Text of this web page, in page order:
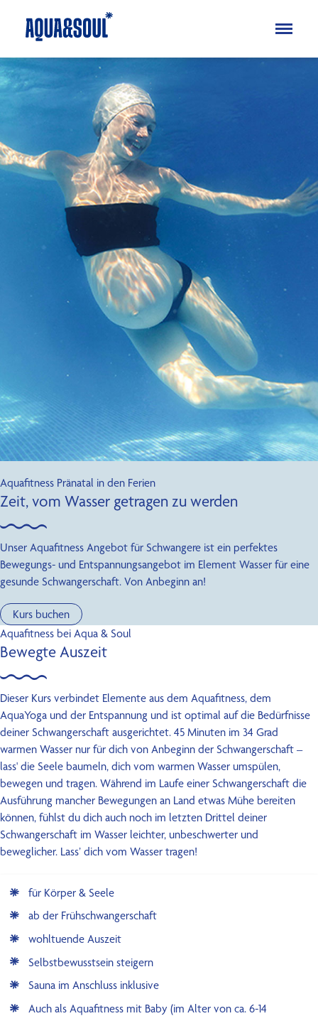
Kinder
Aqua
Erwachsene
Aqua
Ferienkurse
Aquafitness Pränatal in den Ferien
Zeit, vom Wasser getragen zu werden
Unser Aquafitness Angebot für Schwangere ist ein perfektes
Bewegungs- und Entspannungsangebot im Element Wasser für eine
gesunde Schwangerschaft. Von Anbeginn an!
Kurs buchen
Aquafitness bei Aqua & Soul
Bewegte Auszeit
Dieser Kurs verbindet Elemente aus dem Aquafitness, dem
AquaYoga und der Entspannung und ist optimal auf die Bedürfnisse
deiner Schwangerschaft ausgerichtet. 45 Minuten im 34 Grad
warmen Wasser nur für dich von Anbeginn der Schwangerschaft –
lass' die Seele baumeln, dich vom warmen Wasser umspülen,
bewegen und tragen. Während im Laufe einer Schwangerschaft die
Ausführung mancher Bewegungen an Land etwas Mühe bereiten
können, fühlst du dich auch noch im letzten Drittel deiner
Schwangerschaft im Wasser leichter, unbeschwerter und
beweglicher. Lass’ dich vom Wasser tragen!
für Körper & Seele
ab der Frühschwangerschaft
wohltuende Auszeit
Selbstbewusstsein steigern
Sauna im Anschluss inklusive
Auch als Aquafitness mit Baby (im Alter von ca. 6-14